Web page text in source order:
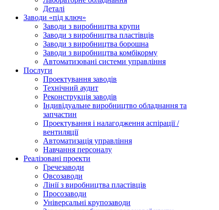
Деталі
Заводи «під ключ»
Заводи з виробництва крупи
Заводи з виробництва пластівців
Заводи з виробництва борошна
Заводи з виробництва комбікорму
Автоматизовані системи управління
Послуги
Проектування заводів
Технічний аудит
Реконструкція заводів
Індивідуальне виробництво обладнання та
запчастин
Проектування і налагодження аспірації /
вентиляції
Автоматизація управління
Навчання персоналу
Реалізовані проекти
Гречезаводи
Овсозаводи
Лінії з виробництва пластівців
Просозаводи
Універсальні крупозаводи